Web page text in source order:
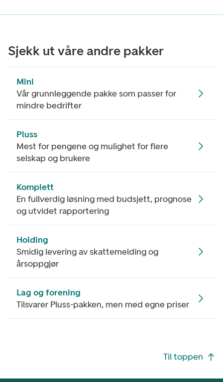
Sjekk ut våre andre pakker
Mini
Vår grunnleggende pakke som passer for
mindre bedrifter
Pluss
Mest for pengene og mulighet for flere
selskap og brukere
Komplett
En fullverdig løsning med budsjett, prognose
og utvidet rapportering
Holding
Smidig levering av skattemelding og
årsoppgjør
Lag og forening
Tilsvarer Pluss-pakken, men med egne priser
Til toppen